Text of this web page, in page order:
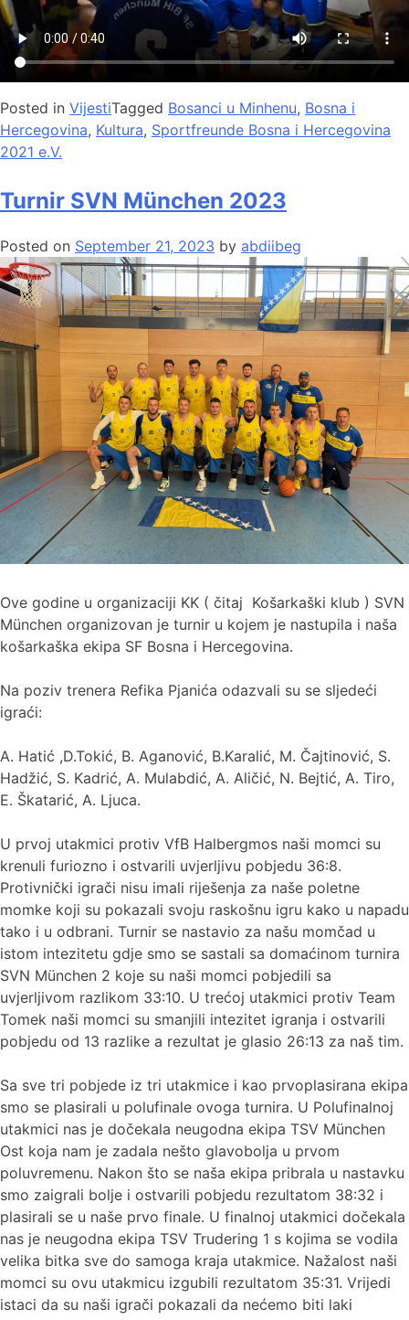
Posted in VijestiTagged Bosanci u Minhenu, Bosna i
Hercegovina, Kultura, Sportfreunde Bosna i Hercegovina
2021 e.V.
Turnir SVN München 2023
Posted on September 21, 2023 by abdiibeg
Ove godine u organizaciji KK ( čitaj Košarkaški klub ) SVN
München organizovan je turnir u kojem je nastupila i naša
košarkaška ekipa SF Bosna i Hercegovina.
Na poziv trenera Refika Pjanića odazvali su se sljedeći
igraći:
A. Hatić ,D.Tokić, B. Aganović, B.Karalić, M. Čajtinović, S.
Hadžić, S. Kadrić, A. Mulabdić, A. Aličić, N. Bejtić, A. Tiro,
E. Škatarić, A. Ljuca.
U prvoj utakmici protiv VfB Halbergmos naši momci su
krenuli furiozno i ostvarili uvjerljivu pobjedu 36:8.
Protivnički igrači nisu imali riješenja za naše poletne
momke koji su pokazali svoju raskošnu igru kako u napadu
tako i u odbrani. Turnir se nastavio za našu momčad u
istom intezitetu gdje smo se sastali sa domaćinom turnira
SVN München 2 koje su naši momci pobjedili sa
uvjerljivom razlikom 33:10. U trećoj utakmici protiv Team
Tomek naši momci su smanjili intezitet igranja i ostvarili
pobjedu od 13 razlike a rezultat je glasio 26:13 za naš tim.
Sa sve tri pobjede iz tri utakmice i kao prvoplasirana ekipa
smo se plasirali u polufinale ovoga turnira. U Polufinalnoj
utakmici nas je dočekala neugodna ekipa TSV München
Ost koja nam je zadala nešto glavobolja u prvom
poluvremenu. Nakon što se naša ekipa pribrala u nastavku
smo zaigrali bolje i ostvarili pobjedu rezultatom 38:32 i
plasirali se u naše prvo finale. U finalnoj utakmici dočekala
nas je neugodna ekipa TSV Trudering 1 s kojima se vodila
velika bitka sve do samoga kraja utakmice. Nažalost naši
momci su ovu utakmicu izgubili rezultatom 35:31. Vrijedi
istaci da su naši igrači pokazali da nećemo biti laki